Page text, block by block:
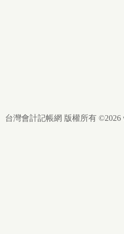
台灣會計記帳網 版權所有 ©2026